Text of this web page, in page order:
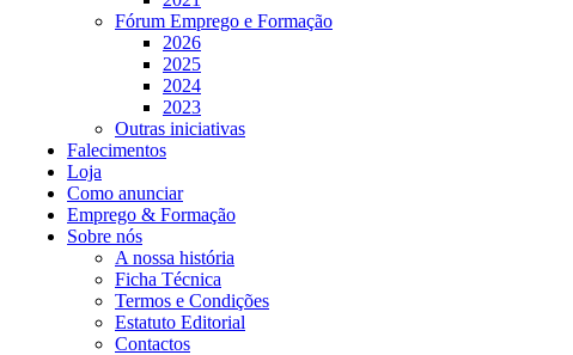
Fórum Emprego e Formação
2026
2025
2024
2023
Outras iniciativas
Falecimentos
Loja
Como anunciar
Emprego & Formação
Sobre nós
A nossa história
Ficha Técnica
Termos e Condições
Estatuto Editorial
Contactos